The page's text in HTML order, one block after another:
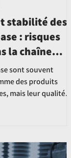
stabilité des
: risques
la chaîne
et
maîtriser
sont souvent
des produits
mais leur qualité
de
de mélange